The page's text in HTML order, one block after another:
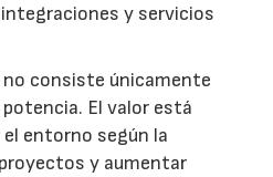
y servicios
no consiste únicamente
El valor está
entorno según la
y aumentar